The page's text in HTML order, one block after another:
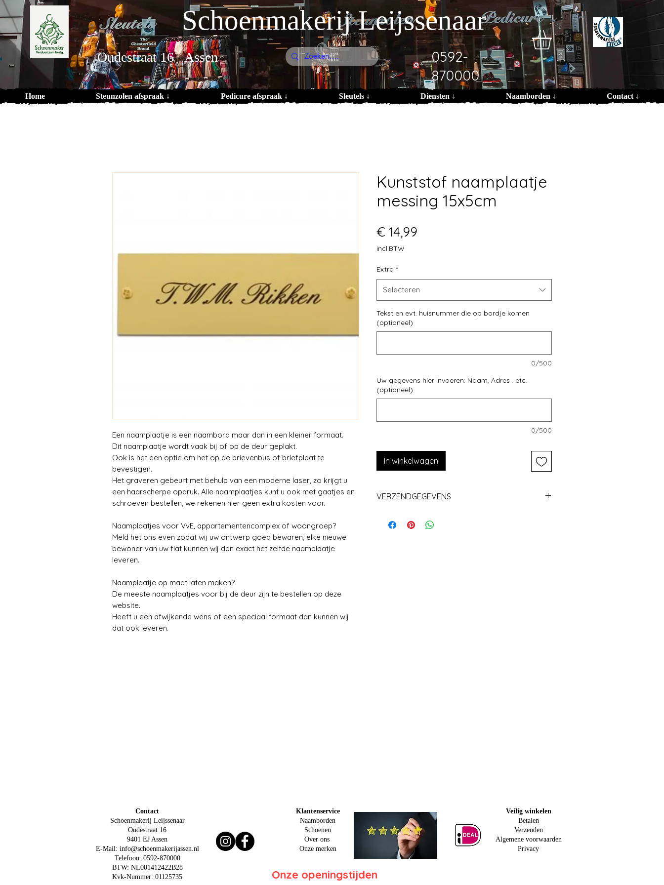
Schoenmakerij Leijssenaar
Oudestraat 16 Assen
0592-
870000
Home Steunzolen afspraak ↓ Pedicure afspraak ↓ Sleutels ↓ Diensten ↓ Naamborden ↓ Contact ↓
Een naamplaatje is een naambord maar dan in een kleiner formaat.
Dit naamplaatje wordt vaak bij of op de deur geplakt.
Ook is het een optie om het op de brievenbus of briefplaat te
bevestigen.
Het graveren gebeurt met behulp van een moderne laser, zo krijgt u
een haarscherpe opdruk. Alle naamplaatjes kunt u ook met gaatjes en
schroeven bestellen, we rekenen hier geen extra kosten voor.
Naamplaatjes voor VvE, appartementencomplex of woongroep?
Meld het ons even zodat wij uw ontwerp goed bewaren, elke nieuwe
bewoner van uw flat kunnen wij dan exact het zelfde naamplaatje
leveren.
Naamplaatje op maat laten maken?
De meeste naamplaatjes voor bij de deur zijn te bestellen op deze
website.
Heeft u een afwijkende wens of een speciaal formaat dan kunnen wij
dat ook leveren.
Kunststof naamplaatje
messing 15x5cm
€ 14,99
incl.BTW
Extra *
Selecteren
Tekst en evt. huisnummer die op bordje komen
(optioneel)
0/500
Uw gegevens hier invoeren: Naam, Adres . etc.
(optioneel)
0/500
In winkelwagen
VERZENDGEGEVENS
Contact
Schoenmakerij Leijssenaar
Oudestraat 16
9401 EJ Assen
E-Mail: info@schoenmakerijassen.nl
Telefoon: 0592-870000
BTW: NL001412422B28
Kvk-Nummer: 01125735
Klantenservice
Naamborden
Schoenen
Over ons
Onze merken
Onze openingstijden
Veilig winkelen
Betalen
Verzenden
Algemene voorwaarden
Privacy